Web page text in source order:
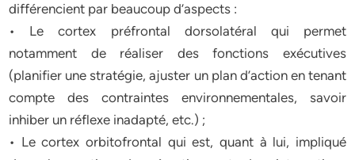
différencient par beaucoup d’aspects :
• Le cortex préfrontal dorsolatéral qui permet
notamment de réaliser des fonctions exécutives
(planifier une stratégie, ajuster un plan d’action en tenant
compte des contraintes environnementales, savoir
inhiber un réflexe inadapté, etc.) ;
• Le cortex orbitofrontal qui est, quant à lui, impliqué